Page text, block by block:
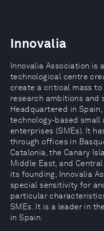
Innovalia
Innovalia Association is
technological centre
create a critical mass
research ambitions and
Headquartered in
technology-based small
enterprises (SMEs). It
through offices in
Catalonia, the Canary
Middle East, and
its founding, Innovalia
special sensitivity for
particular
SMEs. It is a leader in
in Spain.